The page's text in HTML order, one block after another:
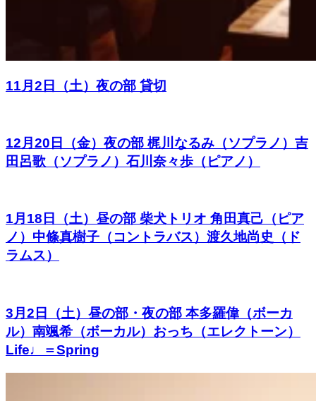
11月2日（土）夜の部 貸切
12月20日（金）夜の部 梶川なるみ（ソプラノ）吉
田呂歌（ソプラノ）石川奈々歩（ピアノ）
1月18日（土）昼の部 柴犬トリオ 角田真己（ピア
ノ）中條真樹子（コントラバス）渡久地尚史（ド
ラムス）
3月2日（土）昼の部・夜の部 本多羅偉（ボーカ
ル）南颯希（ボーカル）おっち（エレクトーン）
Life♩＝Spring